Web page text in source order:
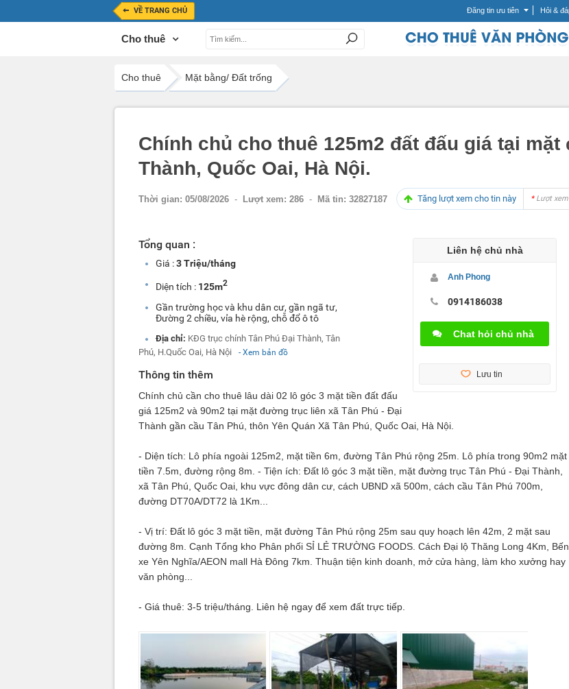
VỀ TRANG CHỦ Đăng tin ưu tiên Hỏi &
Cho thuê
Cho thuê Mặt bằng/ Đất trống
Chính chủ cho thuê 125m2 đất đấu giá tại
Thành, Quốc Oai, Hà Nội.
Thời gian: 05/08/2026 - Lượt xem: 286 - Mã tin: 32827187 Tăng lượt xem cho tin này *Lượt xem
Tổng quan :
Giá :3 Triệu/tháng
Diện tích : 125m2
Gần trường học và khu dân cư, gần ngã tư,
Đường 2 chiều, vỉa hè rộng, chỗ đổ ô tô
Địa chỉ: KĐG trục chính Tân Phú Đại Thành, Tân
Phú, H.Quốc Oai, Hà Nội
- Xem bản đồ
Liên hệ chủ nhà
Anh Phong
0914186038
Chat hỏi chủ nhà
Lưu tin
Thông tin thêm
Chính chủ cần cho thuê lâu dài 02 lô góc 3 mặt tiền đất đấu
giá 125m2 và 90m2 tại mặt đường trục liên xã Tân Phú - Đại
Thành gần cầu Tân Phú, thôn Yên Quán Xã Tân Phú, Quốc Oai, Hà Nội.
- Diện tích: Lô phía ngoài 125m2, mặt tiền 6m, đường Tân Phú rộng 25m. Lô phía trong 90m2 mặt
tiền 7.5m, đường rộng 8m. - Tiện ích: Đất lô góc 3 mặt tiền, mặt đường trục Tân Phú - Đại Thành,
xã Tân Phú, Quốc Oai, khu vực đông dân cư, cách UBND xã 500m, cách cầu Tân Phú 700m,
đường DT70A/DT72 là 1Km...
- Vị trí: Đất lô góc 3 mặt tiền, mặt đường Tân Phú rộng 25m sau quy hoạch lên 42m, 2 mặt sau
đường 8m. Cạnh Tổng kho Phân phối SỈ LẺ TRƯỜNG FOODS. Cách Đại lộ Thăng Long 4Km, Bến
xe Yên Nghĩa/AEON mall Hà Đông 7km. Thuận tiện kinh doanh, mở cửa hàng , làm kho xưởng hay
văn phòng...
- Giá thuê: 3-5 triệu/tháng. Liên hệ ngay để xem đất trực tiếp.